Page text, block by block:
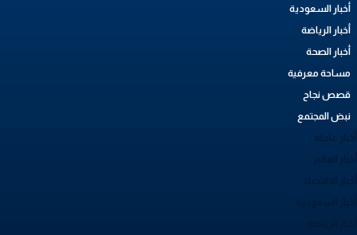
أخبار السعودية
أخبار الرياضة
أخبار الصحة
مساحة معرفية
قصص نجاح
نبض المجتمع
عاجلة
العالم
الاقتصاد